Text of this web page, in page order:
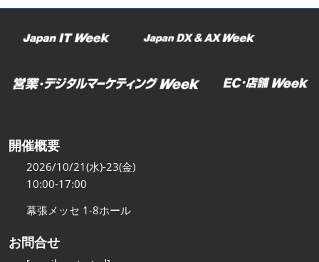
む
開催概要
2026/10/21(水)-23(金)
10:00-17:00
幕張メッセ 1-8ホール
お問合せ